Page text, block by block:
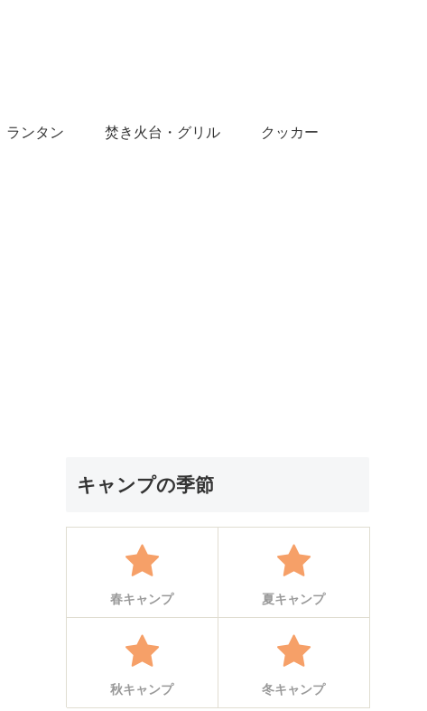
ランタン 焚き火台・グリル クッカー
キャンプの季節
春キャンプ 夏キャンプ
秋キャンプ 冬キャンプ